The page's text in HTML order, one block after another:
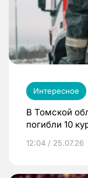
Интересное
В Томской
погибли 10
12:04 / 25.07.26